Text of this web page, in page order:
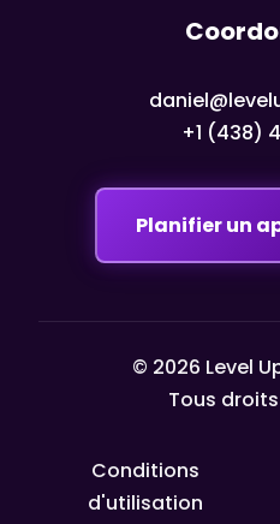
+1 (438)
Planifier un
© 2026 Level
Tous
Conditions
d'utilisation